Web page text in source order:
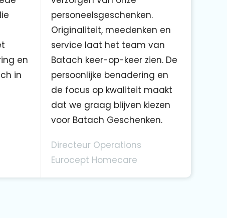
en
in
personeelsgeschenken.
Originaliteit, meedenken en
service laat het team van
Batach keer-op-keer zien. De
persoonlijke benadering en
de focus op kwaliteit maakt
dat we graag blijven kiezen
voor Batach Geschenken.
Directeur Operations
Eurocept Homecare